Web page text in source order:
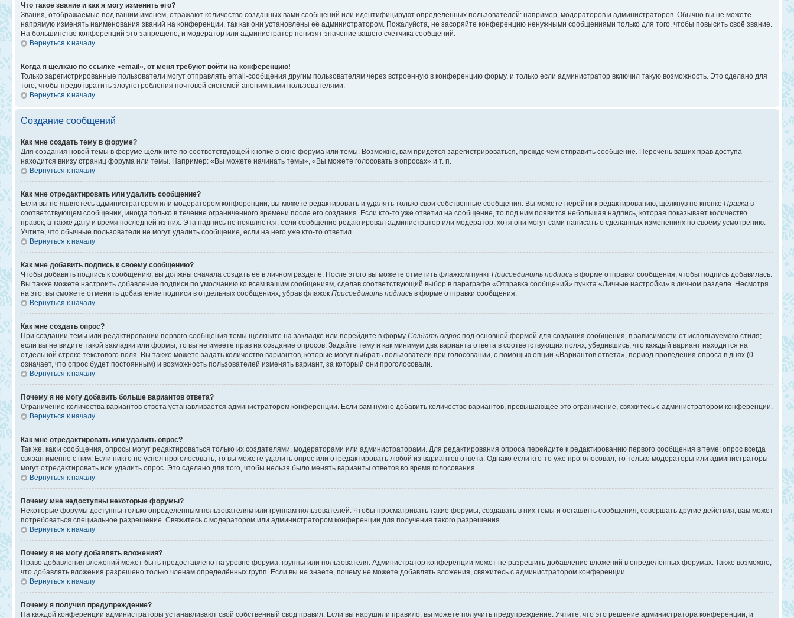
Что такое звание и как я могу изменить его?
Звания, отображаемые под вашим именем, отражают количество созданных вами сообщений или идентифицируют определённых пользователей: например, модераторов и администраторов. Обычно вы не можете
напрямую изменять наименования званий на конференции, так как они установлены её администратором. Пожалуйста, не засоряйте конференцию ненужными сообщениями только для того, чтобы повысить своё звание.
На большинстве конференций это запрещено, и модератор или администратор понизят значение вашего счётчика сообщений.
Вернуться к началу
Когда я щёлкаю по ссылке «email», от меня требуют войти на конференцию!
Только зарегистрированные пользователи могут отправлять email-сообщения другим пользователям через встроенную в конференцию форму, и только если администратор включил такую возможность. Это сделано для
того, чтобы предотвратить злоупотребления почтовой системой анонимными пользователями.
Вернуться к началу
Создание сообщений
Как мне создать тему в форуме?
Для создания новой темы в форуме щёлкните по соответствующей кнопке в окне форума или темы. Возможно, вам придётся зарегистрироваться, прежде чем отправить сообщение. Перечень ваших прав доступа
находится внизу страниц форума или темы. Например: «Вы можете начинать темы», «Вы можете голосовать в опросах» и т. п.
Вернуться к началу
Как мне отредактировать или удалить сообщение?
Если вы не являетесь администратором или модератором конференции, вы можете редактировать и удалять только свои собственные сообщения. Вы можете перейти к редактированию, щёлкнув по кнопке Правка в
соответствующем сообщении, иногда только в течение ограниченного времени после его создания. Если кто-то уже ответил на сообщение, то под ним появится небольшая надпись, которая показывает количество
правок, а также дату и время последней из них. Эта надпись не появляется, если сообщение редактировал администратор или модератор, хотя они могут сами написать о сделанных изменениях по своему усмотрению.
Учтите, что обычные пользователи не могут удалить сообщение, если на него уже кто-то ответил.
Вернуться к началу
Как мне добавить подпись к своему сообщению?
Чтобы добавить подпись к сообщению, вы должны сначала создать её в личном разделе. После этого вы можете отметить флажком пункт Присоединить подпись в форме отправки сообщения, чтобы подпись добавилась.
Вы также можете настроить добавление подписи по умолчанию ко всем вашим сообщениям, сделав соответствующий выбор в параграфе «Отправка сообщений» пункта «Личные настройки» в личном разделе. Несмотря
на это, вы сможете отменить добавление подписи в отдельных сообщениях, убрав флажок Присоединить подпись в форме отправки сообщения.
Вернуться к началу
Как мне создать опрос?
При создании темы или редактировании первого сообщения темы щёлкните на закладке или перейдите в форму Создать опрос под основной формой для создания сообщения, в зависимости от используемого стиля;
если вы не видите такой закладки или формы, то вы не имеете прав на создание опросов. Задайте тему и как минимум два варианта ответа в соответствующих полях, убедившись, что каждый вариант находится на
отдельной строке текстового поля. Вы также можете задать количество вариантов, которые могут выбрать пользователи при голосовании, с помощью опции «Вариантов ответа», период проведения опроса в днях (0
означает, что опрос будет постоянным) и возможность пользователей изменять вариант, за который они проголосовали.
Вернуться к началу
Почему я не могу добавить больше вариантов ответа?
Ограничение количества вариантов ответа устанавливается администратором конференции. Если вам нужно добавить количество вариантов, превышающее это ограничение, свяжитесь с администратором конференции.
Вернуться к началу
Как мне отредактировать или удалить опрос?
Так же, как и сообщения, опросы могут редактироваться только их создателями, модераторами или администраторами. Для редактирования опроса перейдите к редактированию первого сообщения в теме; опрос всегда
связан именно с ним. Если никто не успел проголосовать, то вы можете удалить опрос или отредактировать любой из вариантов ответа. Однако если кто-то уже проголосовал, то только модераторы или администраторы
могут отредактировать или удалить опрос. Это сделано для того, чтобы нельзя было менять варианты ответов во время голосования.
Вернуться к началу
Почему мне недоступны некоторые форумы?
Некоторые форумы доступны только определённым пользователям или группам пользователей. Чтобы просматривать такие форумы, создавать в них темы и оставлять сообщения, совершать другие действия, вам может
потребоваться специальное разрешение. Свяжитесь с модератором или администратором конференции для получения такого разрешения.
Вернуться к началу
Почему я не могу добавлять вложения?
Право добавления вложений может быть предоставлено на уровне форума, группы или пользователя. Администратор конференции может не разрешить добавление вложений в определённых форумах. Также возможно,
что добавлять вложения разрешено только членам определённых групп. Если вы не знаете, почему не можете добавлять вложения, свяжитесь с администратором конференции.
Вернуться к началу
Почему я получил предупреждение?
На каждой конференции администраторы устанавливают свой собственный свод правил. Если вы нарушили правило, вы можете получить предупреждение. Учтите, что это решение администратора конференции, и